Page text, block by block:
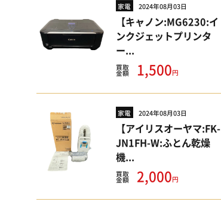
家電 2024年08月03日
【キャノン:MG6230:イ
ンクジェットプリンタ
ー...
買取
金額 1,500円
家電 2024年08月03日
【アイリスオーヤマ:FK-
JN1FH-W:ふとん乾燥
機...
買取
金額 2,000円